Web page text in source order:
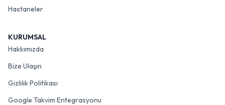
Hastaneler
KURUMSAL
Hakkımızda
Bize Ulaşın
Gizlilik Politikası
Google Takvim Entegrasyonu